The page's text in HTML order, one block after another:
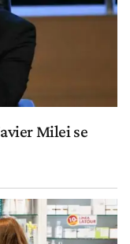
Milei se